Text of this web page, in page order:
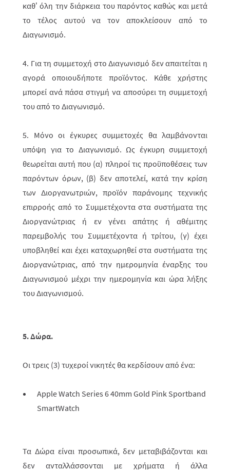
καθ’ όλη την διάρκεια του παρόντος καθώς και μετά
το τέλος αυτού να τον αποκλείσουν από το
Διαγωνισμό.
4. Για τη συμμετοχή στο Διαγωνισμό δεν απαιτείται η
αγορά οποιουδήποτε προϊόντος. Κάθε χρήστης
μπορεί ανά πάσα στιγμή να αποσύρει τη συμμετοχή
του από το Διαγωνισμό.
5. Μόνο οι έγκυρες συμμετοχές θα λαμβάνονται
υπόψη για το Διαγωνισμό. Ως έγκυρη συμμετοχή
θεωρείται αυτή που (α) πληροί τις προϋποθέσεις των
παρόντων όρων, (β) δεν αποτελεί, κατά την κρίση
των Διοργανωτριών, προϊόν παράνομης τεχνικής
επιρροής από το Συμμετέχοντα στα συστήματα της
Διοργανώτριας ή εν γένει απάτης ή αθέμιτης
παρεμβολής του Συμμετέχοντα ή τρίτου, (γ) έχει
υποβληθεί και έχει καταχωρηθεί στα συστήματα της
Διοργανώτριας, από την ημερομηνία έναρξης του
Διαγωνισμού μέχρι την ημερομηνία και ώρα λήξης
του Διαγωνισμού.
5. Δώρα.
Οι τρεις (3) τυχεροί νικητές θα κερδίσουν από ένα:
Apple Watch Series 6 40mm Gold Pink Sportband
SmartWatch
Τα Δώρα είναι προσωπικά, δεν μεταβιβάζονται και
δεν ανταλλάσσ­ονται με χρή­ματα ή άλλα